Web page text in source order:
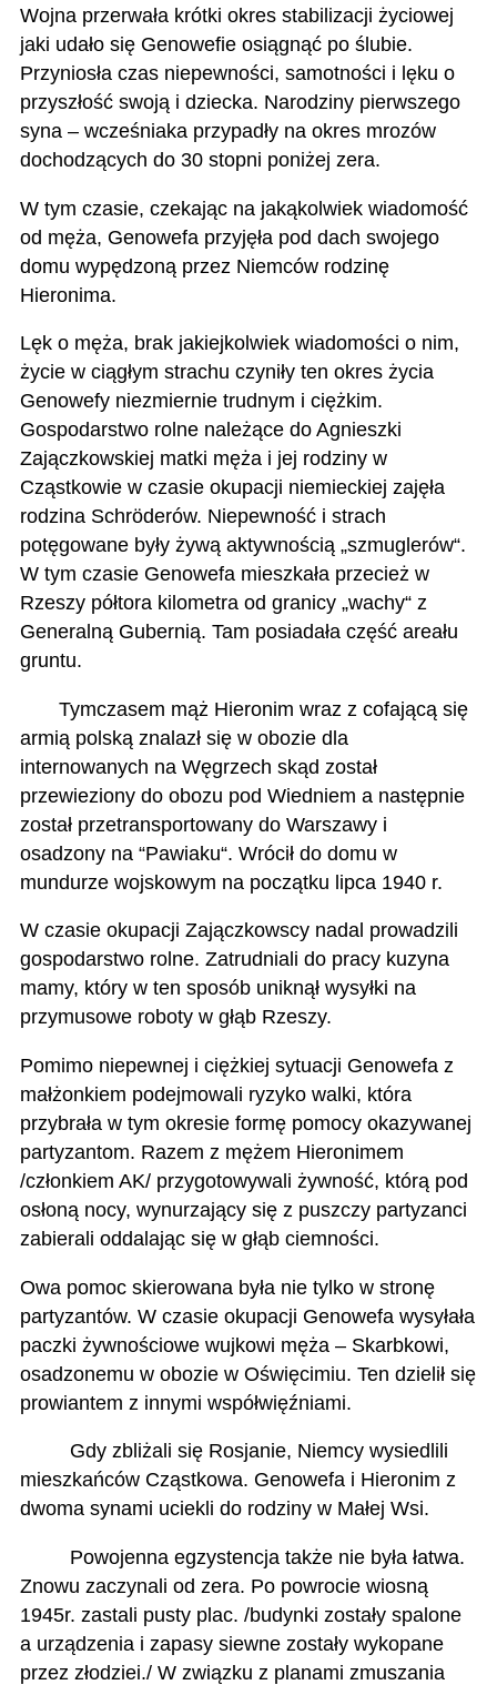
Wojna przerwała krótki okres stabilizacji życiowej
jaki udało się Genowefie osiągnąć po ślubie.
Przyniosła czas niepewności, samotności i lęku o
przyszłość swoją i dziecka. Narodziny pierwszego
syna – wcześniaka przypadły na okres mrozów
dochodzących do 30 stopni poniżej zera.
W tym czasie, czekając na jakąkolwiek wiadomość
od męża, Genowefa przyjęła pod dach swojego
domu wypędzoną przez Niemców rodzinę
Hieronima.
Lęk o męża, brak jakiejkolwiek wiadomości o nim,
życie w ciągłym strachu czyniły ten okres życia
Genowefy niezmiernie trudnym i ciężkim.
Gospodarstwo rolne należące do Agnieszki
Zajączkowskiej matki męża i jej rodziny w
Cząstkowie w czasie okupacji niemieckiej zajęła
rodzina Schröderów. Niepewność i strach
potęgowane były żywą aktywnością „szmuglerów“.
W tym czasie Genowefa mieszkała przecież w
Rzeszy półtora kilometra od granicy „wachy“ z
Generalną Gubernią. Tam posiadała część areału
gruntu.
Tymczasem mąż Hieronim wraz z cofającą się
armią polską znalazł się w obozie dla
internowanych na Węgrzech skąd został
przewieziony do obozu pod Wiedniem a następnie
został przetransportowany do Warszawy i
osadzony na “Pawiaku“. Wrócił do domu w
mundurze wojskowym na początku lipca 1940 r.
W czasie okupacji Zajączkowscy nadal prowadzili
gospodarstwo rolne. Zatrudniali do pracy kuzyna
mamy, który w ten sposób uniknął wysyłki na
przymusowe roboty w głąb Rzeszy.
Pomimo niepewnej i ciężkiej sytuacji Genowefa z
małżonkiem podejmowali ryzyko walki, która
przybrała w tym okresie formę pomocy okazywanej
partyzantom. Razem z mężem Hieronimem
/członkiem AK/ przygotowywali żywność, którą pod
osłoną nocy, wynurzający się z puszczy partyzanci
zabierali oddalając się w głąb ciemności.
Owa pomoc skierowana była nie tylko w stronę
partyzantów. W czasie okupacji Genowefa wysyłała
paczki żywnościowe wujkowi męża – Skarbkowi,
osadzonemu w obozie w Oświęcimiu. Ten dzielił się
prowiantem z innymi współwięźniami.
Gdy zbliżali się Rosjanie, Niemcy wysiedlili
mieszkańców Cząstkowa. Genowefa i Hieronim z
dwoma synami uciekli do rodziny w Małej Wsi.
Powojenna egzystencja także nie była łatwa.
Znowu zaczynali od zera. Po powrocie wiosną
1945r. zastali pusty plac. /budynki zostały spalone
a urządzenia i zapasy siewne zostały wykopane
przez złodziei./ W związku z planami zmuszania